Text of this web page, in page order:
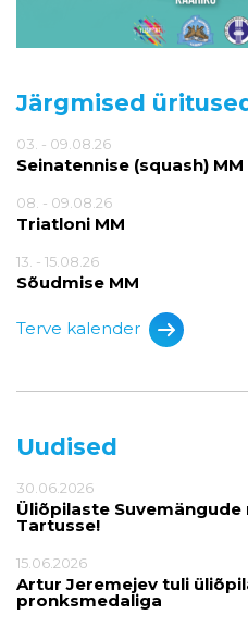
Järgmised
03. - 09.08.26
Seinatennise (squash) MM
08. - 09.08.26
Triatloni MM
13. - 15.08.26
Sõudmise MM
Terve kalender
Uudised
30.06.2026
Üliõpilaste
Tartusse!
15.06.2026
Artur Jeremejev tuli
pronksmedaliga